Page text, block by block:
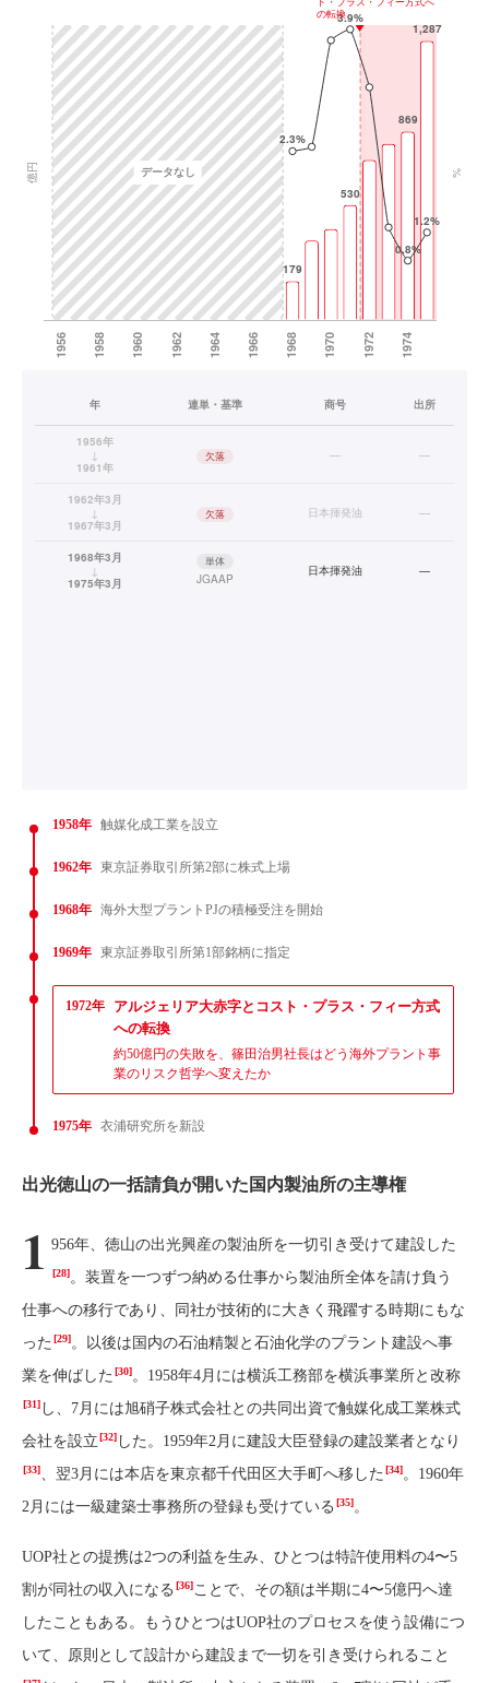
年 連単・基準 商号 出所
1956年
↓
1961年
欠落 — —
1962年3月
↓
1967年3月
欠落 日本揮発油 —
1968年3月
↓
1975年3月
単体
JGAAP
日本揮発油 —
1958年 触媒化成工業を設立
1962年 東京証券取引所第2部に株式上場
1968年 海外大型プラントPJの積極受注を開始
1969年 東京証券取引所第1部銘柄に指定
1972年
アルジェリア大赤字とコスト・プラス・フィー方式
への転換
約50億円の失敗を、篠田治男社長はどう海外プラント事
業のリスク哲学へ変えたか
1975年 衣浦研究所を新設
出光徳山の一括請負が開いた国内製油所の主導権
1 956年、徳山の出光興産の製油所を一切引き受けて建設した
[28]。装置を一つずつ納める仕事から製油所全体を請け負う
仕事への移行であり、同社が技術的に大きく飛躍する時期にもな
った [29]。以後は国内の石油精製と石油化学のプラント建設へ事
業を伸ばした [30]。1958年4月には横浜工務部を横浜事業所と改称
[31] し、7月には旭硝子株式会社との共同出資で触媒化成工業株式
会社を設立[32] した。1959年2月に建設大臣登録の建設業者となり
[33]、翌3月には本店を東京都千代田区大手町へ移した [34]。1960年
2月には一級建築士事務所の登録も受けている [35]。
UOP社との提携は2つの利益を生み、ひとつは特許使用料の4〜5
割が同社の収入になる [36]ことで、その額は半期に4〜5億円へ達
したこともある。もうひとつはUOP社のプロセスを使う設備につ
いて、原則として設計から建設まで一切を引き受けられること